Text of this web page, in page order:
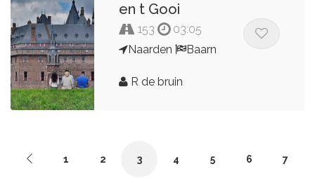
en t Gooi
153
03:05
Naarden
Baarn
R de bruin
1 2 3 4 5 6 7